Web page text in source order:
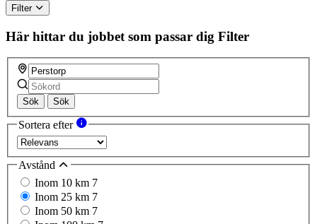
Filter
Här hittar du jobbet som passar dig Filter
Sök Sök
Sortera efter
Avstånd
Inom 10 km 7
Inom 25 km 7
Inom 50 km 7